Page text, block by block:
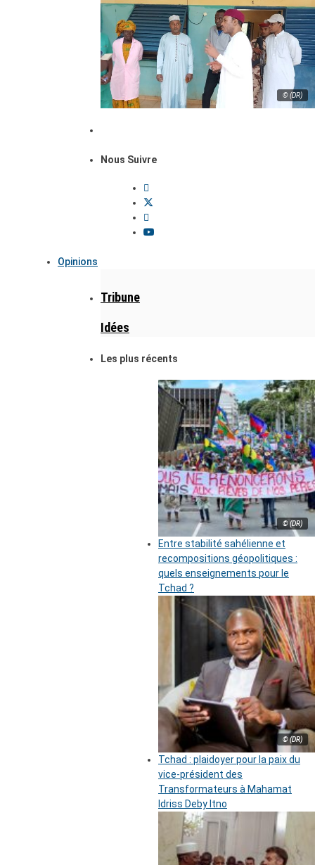
© (DR)
Nous Suivre
Opinions
Tribune
Idées
Les plus récents
© (DR)
Entre stabilité sahélienne et
recompositions géopolitiques :
quels enseignements pour le
Tchad ?
© (DR)
Tchad : plaidoyer pour la paix du
vice-président des
Transformateurs à Mahamat
Idriss Deby Itno